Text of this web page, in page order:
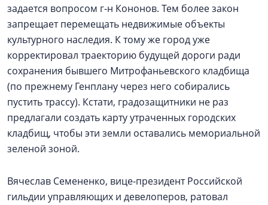
задается вопросом г‑н Кононов. Тем более закон
запрещает перемещать недвижимые объекты
культурного наследия. К тому же город уже
корректировал траекторию будущей дороги ради
сохранения бывшего Митрофаньевского кладбища
(по прежнему Генплану через него собирались
пустить трассу). Кстати, градозащитники не раз
предлагали создать карту утраченных городских
кладбищ, чтобы эти земли оставались мемориальной
зеленой зоной.
Вячеслав Семененко, вице-президент Российской
гильдии управляющих и девелоперов, ратовал